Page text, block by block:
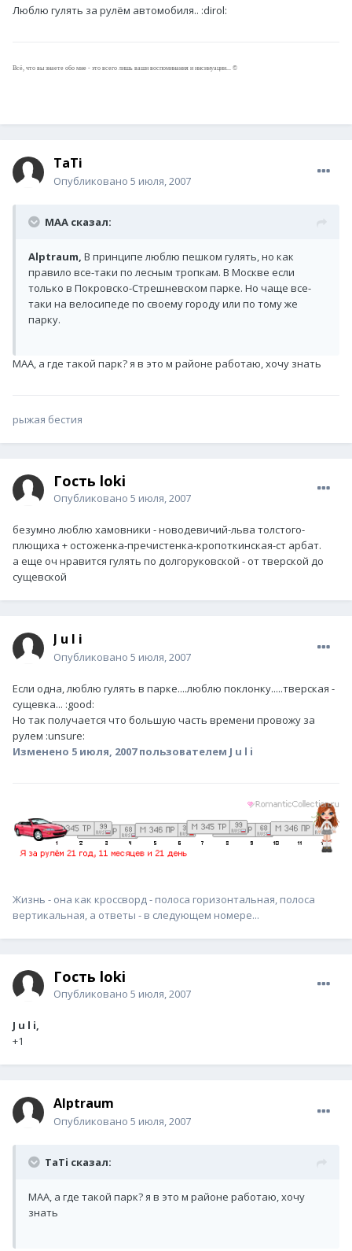
Люблю гулять за рулём автомобиля.. :dirol:
Всё, что вы знаете обо мне - это всего лишь ваши воспоминания и инсинуации... ©
TaTi
Опубликовано 5 июля, 2007
MAA сказал:
Alptraum, В принципе люблю пешком гулять, но как
правило все-таки по лесным тропкам. В Москве если
только в Покровско-Стрешневском парке. Но чаще все-
таки на велосипеде по своему городу или по тому же
парку.
МАА, а где такой парк? я в это м районе работаю, хочу знать
рыжая бестия
Гость loki
Опубликовано 5 июля, 2007
безумно люблю хамовники - новодевичий-льва толстого-
плющиха + остоженка-пречистенка-кропоткинская-ст арбат.
а еще оч нравится гулять по долгоруковской - от тверской до
сущевской
J u l i
Опубликовано 5 июля, 2007
Если одна, люблю гулять в парке....люблю поклонку.....тверская -
сущевка... :good:
Но так получается что большую часть времени провожу за
рулем :unsure:
Изменено 5 июля, 2007пользователем J u l i
Жизнь - она как кроссворд - полоса горизонтальная, полоса
вертикальная, а ответы - в следующем номере...
Гость loki
Опубликовано 5 июля, 2007
J u l i,
+1
Alptraum
Опубликовано 5 июля, 2007
TaTi сказал:
МАА, а где такой парк? я в это м районе работаю, хочу
знать